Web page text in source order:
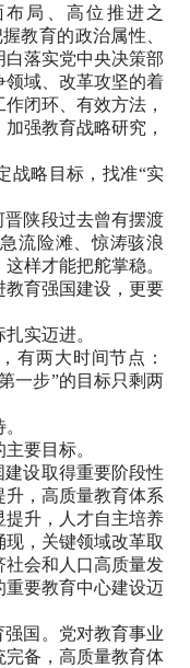
布局、高位推进之
教育的政治属性、
白落实党中央决策部
领域、改革攻坚的着
闭环、有效方法，
强教育战略研究，
战略目标，找准“实
晋陕段过去曾有摆渡
流险滩、惊涛骇浪
样才能把舵掌稳。
教育强国建设，更要
实迈进。
有两大时间节点：
一步”的目标只剩两
要目标。
建设取得重要阶段性
升，高质量教育体系
提升，人才自主培养
，关键领域改革取
社会和人口高质量发
重要教育中心建设迈
强国。党对教育事业
完备，高质量教育体